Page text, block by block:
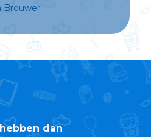
Brouwer
dan